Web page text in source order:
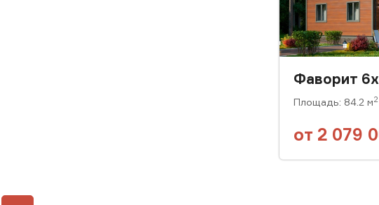
Фаворит
Площадь: 84.2 м2
от 2 079